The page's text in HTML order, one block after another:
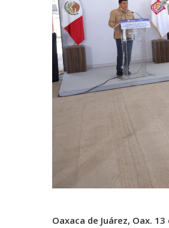
Oaxaca de Juárez, Oax.